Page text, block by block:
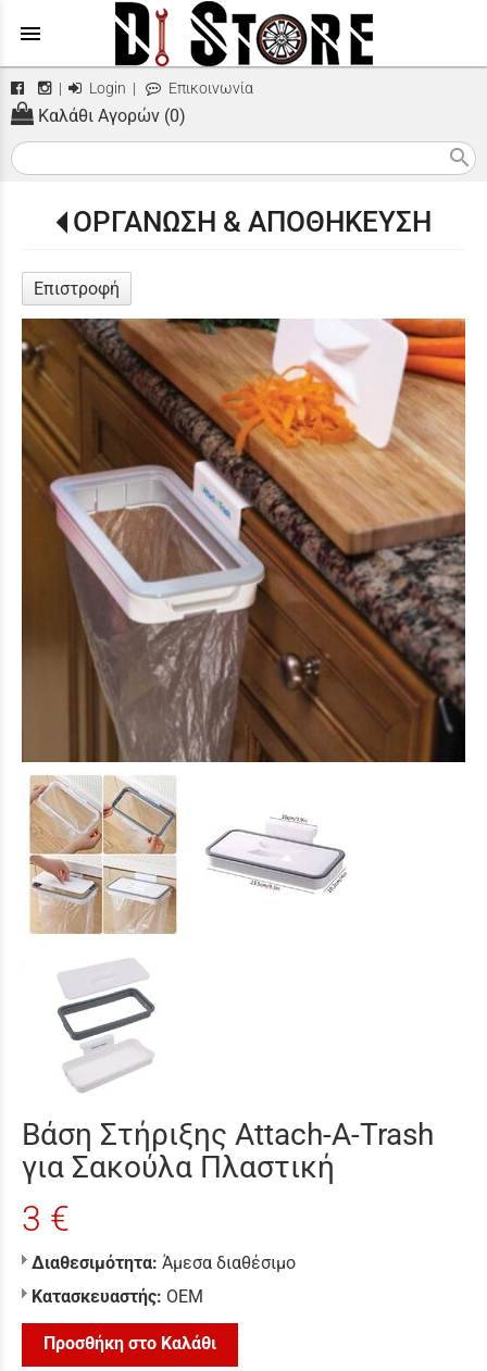
menu
| Login | Επικοινωνία
Καλάθι Αγορών (0)
search
ΟΡΓΑΝΩΣΗ & ΑΠΟΘΗΚΕΥΣΗ
Επιστροφή
Βάση Στήριξης Attach-A-Trash
για Σακούλα Πλαστική
3 €
Διαθεσιμότητα: Άμεσα διαθέσιμο
Κατασκευαστής: ΟΕΜ
Προσθήκη στο Καλάθι